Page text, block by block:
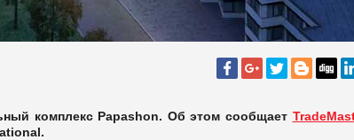
комплекс Papashon. Об этом сообщает